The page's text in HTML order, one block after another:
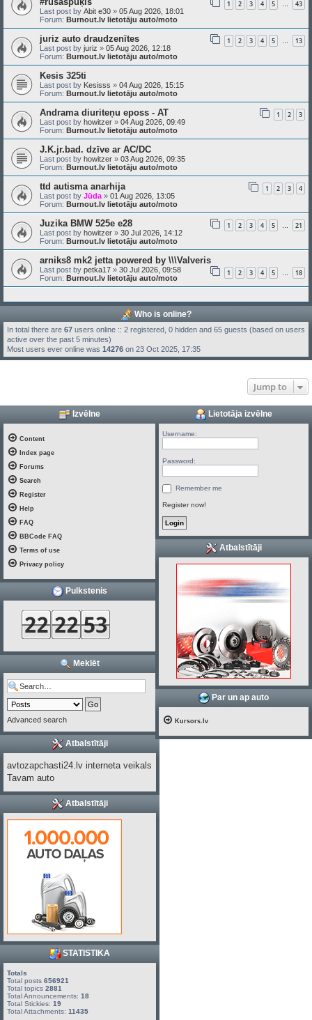
1 2 3 4 5 … 43
Last post by Abit e30 » 05 Aug 2026, 18:01
Forum: Burnout.lv lietotāju auto/moto
juriz auto draudzenītes 1 2 3 4 5 … 13
Last post by juriz » 05 Aug 2026, 12:18
Forum: Burnout.lv lietotāju auto/moto
Kesis 325ti
Last post by Kesisss » 04 Aug 2026, 15:15
Forum: Burnout.lv lietotāju auto/moto
Andrama diuriteņu eposs - AT 1 2 3
Last post by howitzer » 04 Aug 2026, 09:49
Forum: Burnout.lv lietotāju auto/moto
J.K.jr.bad. dzīve ar AC/DC
Last post by howitzer » 03 Aug 2026, 09:35
Forum: Burnout.lv lietotāju auto/moto
ttd autisma anarhija 1 2 3 4
Last post by Jūda » 01 Aug 2026, 13:05
Forum: Burnout.lv lietotāju auto/moto
Juzika BMW 525e e28 1 2 3 4 5 … 21
Last post by howitzer » 30 Jul 2026, 14:12
Forum: Burnout.lv lietotāju auto/moto
arniks8 mk2 jetta powered by \\\Valveris
1 2 3 4 5 … 18
Last post by petka17 » 30 Jul 2026, 09:58
Forum: Burnout.lv lietotāju auto/moto
Who is online?
In total there are 67 users online :: 2 registered, 0 hidden and 65 guests (based on users
active over the past 5 minutes)
Most users ever online was 14276 on 23 Oct 2025, 17:35
Jump to
Izvēlne
Content
Index page
Forums
Search
Register
Help
FAQ
BBCode FAQ
Terms of use
Privacy policy
Pulkstenis
Meklēt
Advanced search
Atbalstītāji
avtozapchasti24.lv interneta veikals
Tavam auto
Atbalstītāji
STATISTIKA
Totals
Total posts 656921
Total topics 2881
Total Announcements: 18
Total Stickies: 19
Total Attachments: 11435
Lietotāja izvēlne
Username:
Password:
Remember me
Register now!
Atbalstītāji
Par un ap auto
Kursors.lv